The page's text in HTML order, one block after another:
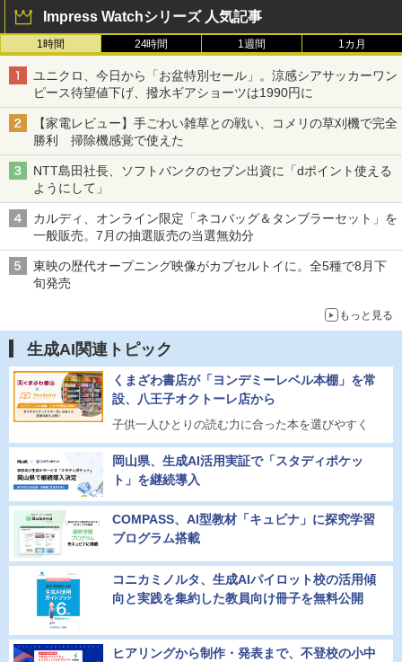
Impress Watchシリーズ 人気記事
1時間 24時間 1週間 1カ月
ユニクロ、今日から「お盆特別セール」。涼感シアサッカーワン
ピース待望値下げ、撥水ギアショーツは1990円に
【家電レビュー】手ごわい雑草との戦い、コメリの草刈機で完全
勝利 掃除機感覚で使えた
NTT島田社長、ソフトバンクのセブン出資に「dポイント使える
ようにして」
カルディ、オンライン限定「ネコバッグ＆タンブラーセット」を
一般販売。7月の抽選販売の当選無効分
東映の歴代オープニング映像がカプセルトイに。全5種で8月下
旬発売
もっと見る
生成AI関連トピック
くまざわ書店が「ヨンデミーレベル本棚」を常
設、八王子オクトーレ店から
子供一人ひとりの読む力に合った本を選びやすく
岡山県、生成AI活用実証で「スタディポケッ
ト」を継続導入
COMPASS、AI型教材「キュビナ」に探究学習
プログラム搭載
コニカミノルタ、生成AIパイロット校の活用傾
向と実践を集約した教員向け冊子を無料公開
ヒアリングから制作・発表まで、不登校の小中